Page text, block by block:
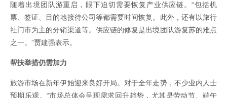
随着出境团队游重启，眼下迫切需要恢复产业供应链。“包括机
票、签证、目的地接待公司等都需要时间恢复。此外，还有以旅行
社门市为主的分销渠道等。供应链的修复是出境团队游复苏的难点
之一。”贾建强表示。
帮扶举措仍需加力
旅游市场在新年伊始迎来良好开局。对于全年走势，不少业内人士
预期乐观。“市场总体会呈现需求回升趋势，尤其是劳动节、端午